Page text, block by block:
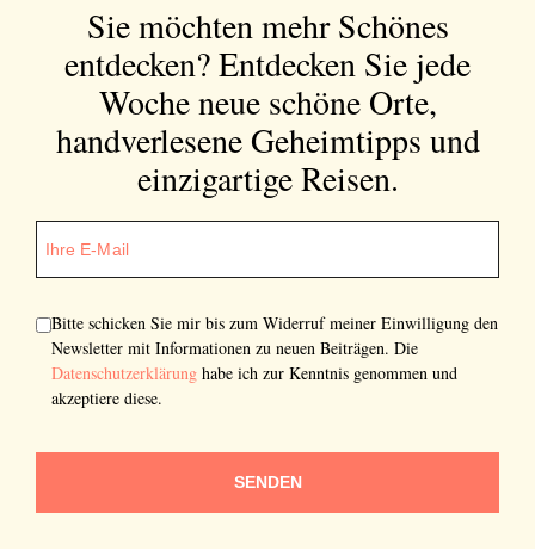
Sie möchten mehr Schönes
entdecken?Entdecken Sie jede
Woche neue schöne Orte,
handverlesene Geheimtipps und
einzigartige Reisen.
Bitte schicken Sie mir bis zum Widerruf meiner Einwilligung den
Newsletter mit Informationen zu neuen Beiträgen. Die
Datenschutzerklärung habe ich zur Kenntnis genommen und
akzeptiere diese.
SENDEN